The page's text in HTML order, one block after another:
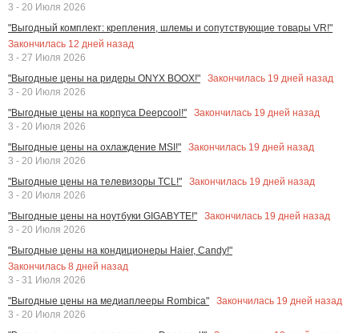
3 - 20 Июля 2026
"Выгодный комплект: крепления, шлемы и сопутствующие товары VR!"
Закончилась 12 дней назад
3 - 27 Июля 2026
"Выгодные цены на ридеры ONYX BOOX!"
Закончилась 19 дней назад
3 - 20 Июля 2026
"Выгодные цены на корпуса Deepcool!"
Закончилась 19 дней назад
3 - 20 Июля 2026
"Выгодные цены на охлаждение MSI!"
Закончилась 19 дней назад
3 - 20 Июля 2026
"Выгодные цены на телевизоры TCL!"
Закончилась 19 дней назад
3 - 20 Июля 2026
"Выгодные цены на ноутбуки GIGABYTE!"
Закончилась 19 дней назад
3 - 20 Июля 2026
"Выгодные цены на кондиционеры Haier, Candy!"
Закончилась 8 дней назад
3 - 31 Июля 2026
"Выгодные цены на медиаплееры Rombica"
Закончилась 19 дней назад
3 - 20 Июля 2026